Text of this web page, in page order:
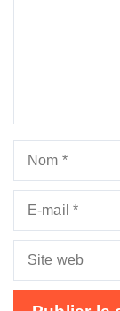
Nom
Site